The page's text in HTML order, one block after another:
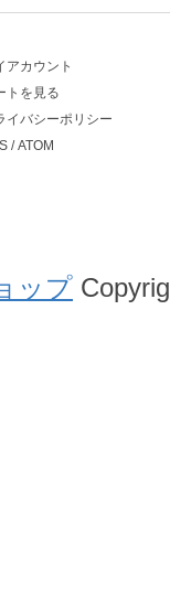
アカウント
トを見る
イバシーポリシー
/ATOM
ップ